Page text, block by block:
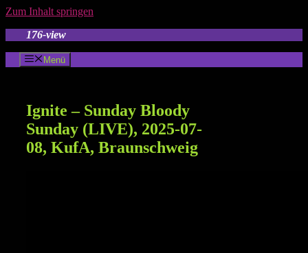
Zum Inhalt springen
176-view
Menü
Ignite – Sunday Bloody
Sunday (LIVE), 2025-07-
08, KufA, Braunschweig